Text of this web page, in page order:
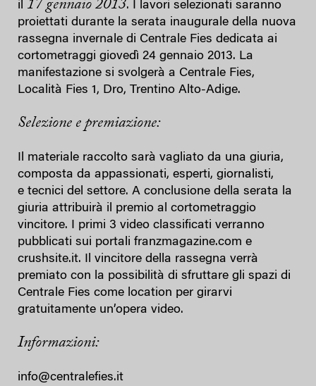
il 17 gennaio 2013. I lavori selezionati saranno
proiettati durante la serata inaugurale della nuova
rassegna invernale di Centrale Fies dedicata ai
cortometraggi giovedì 24 gennaio 2013. La
manifestazione si svolgerà a Centrale Fies,
Località Fies 1, Dro, Trentino Alto-Adige.
Selezione e premiazione:
Il materiale raccolto sarà vagliato da una giuria,
composta da appassionati, esperti, giornalisti,
e tecnici del settore. A conclusione della serata la
giuria attribuirà il premio al cortometraggio
vincitore. I primi 3 video classificati verranno
pubblicati sui portali franzmagazine.com e
crushsite.it. Il vincitore della rassegna verrà
premiato con la possibilità di sfruttare gli spazi di
Centrale Fies come location per girarvi
gratuitamente un’opera video.
Informazioni:
info@centralefies.it